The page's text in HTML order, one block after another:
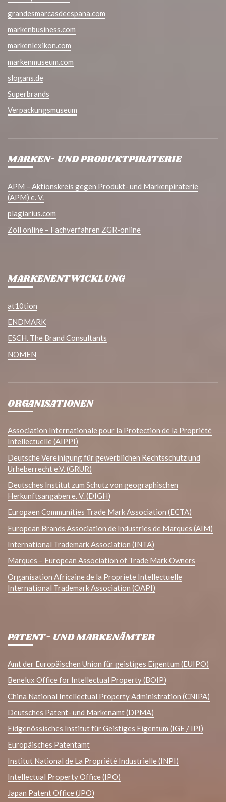
grandesmarcasdeespana.com
markenbusiness.com
markenlexikon.com
markenmuseum.com
slogans.de
Superbrands
Verpackungsmuseum
MARKEN- UND PRODUKTPIRATERIE
APM – Aktionskreis gegen Produkt- und Markenpiraterie
(APM) e. V.
plagiarius.com
Zoll online – Fachverfahren ZGR-online
MARKENENTWICKLUNG
at10tion
ENDMARK
ESCH. The Brand Consultants
NOMEN
ORGANISATIONEN
Association Internationale pour la Protection de la Propriété
Intellectuelle (AIPPI)
Deutsche Vereinigung für gewerblichen Rechtsschutz und
Urheberrecht e.V. (GRUR)
Deutsches Institut zum Schutz von geographischen
Herkunftsangaben e. V. (DIGH)
Europaen Communities Trade Mark Association (ECTA)
European Brands Association de Industries de Marques (AIM)
International Trademark Association (INTA)
Marques – European Association of Trade Mark Owners
Organisation Africaine de la Propriete Intellectuelle
International Trademark Association (OAPI)
PATENT- UND MARKENÄMTER
Amt der Europäischen Union für geistiges Eigentum (EUIPO)
Benelux Office for Intellectual Property (BOIP)
China National Intellectual Property Administration (CNIPA)
Deutsches Patent- und Markenamt (DPMA)
Eidgenössisches Institut für Geistiges Eigentum (IGE / IPI)
Europäisches Patentamt
Institut National de La Propriété Industrielle (INPI)
Intellectual Property Office (IPO)
Japan Patent Office (JPO)